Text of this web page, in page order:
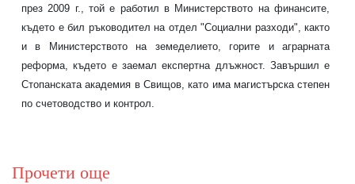
през 2009 г., той е работил в Министерството на финансите,
където е бил ръководител на отдел "Социални разходи", както
и в Министерството на земеделието, горите и аграрната
реформа, където е заемал експертна длъжност. Завършил е
Стопанската академия в Свищов, като има магистърска степен
по счетоводство и контрол.
Прочети още